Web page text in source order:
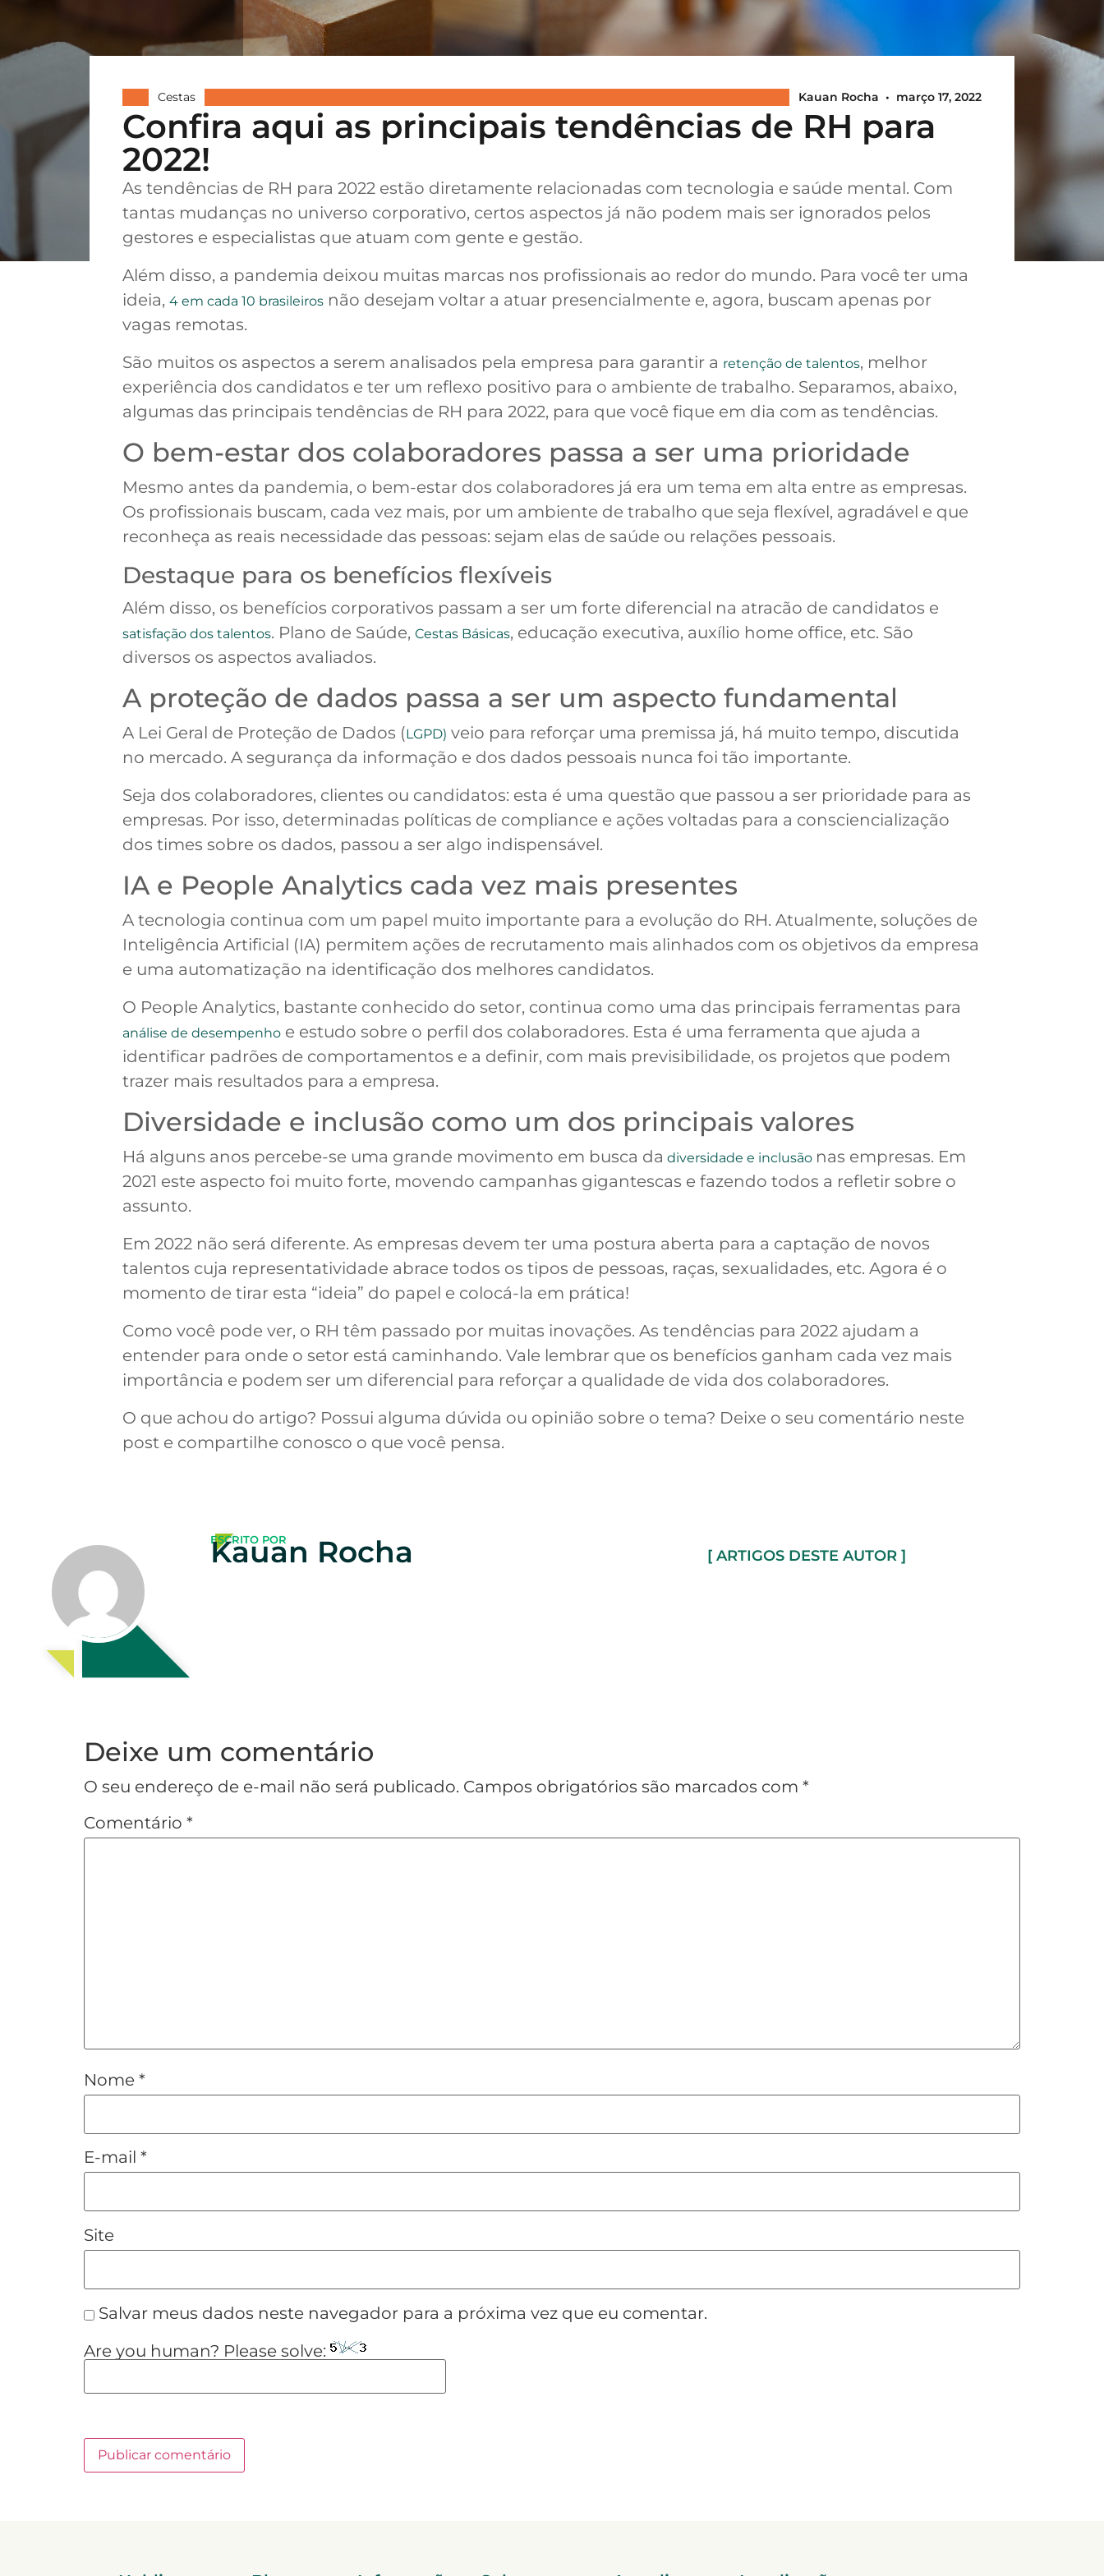
Cestas Kauan Rocha • março 17, 2022
Confira aqui as principais tendências de RH para
2022!
As tendências de RH para 2022 estão diretamente relacionadas com tecnologia e saúde mental. Com
tantas mudanças no universo corporativo, certos aspectos já não podem mais ser ignorados pelos
gestores e especialistas que atuam com gente e gestão.
Além disso, a pandemia deixou muitas marcas nos profissionais ao redor do mundo. Para você ter uma
ideia,4 em cada 10 brasileiros não desejam voltar a atuar presencialmente e, agora, buscam apenas por
vagas remotas.
São muitos os aspectos a serem analisados pela empresa para garantir a retenção de talentos, melhor
experiência dos candidatos e ter um reflexo positivo para o ambiente de trabalho. Separamos, abaixo,
algumas das principais tendências de RH para 2022, para que você fique em dia com as tendências.
O bem-estar dos colaboradores passa a ser uma prioridade
Mesmo antes da pandemia, o bem-estar dos colaboradores já era um tema em alta entre as empresas.
Os profissionais buscam, cada vez mais, por um ambiente de trabalho que seja flexível, agradável e que
reconheça as reais necessidade das pessoas: sejam elas de saúde ou relações pessoais.
Destaque para os benefícios flexíveis
Além disso, os benefícios corporativos passam a ser um forte diferencial na atracão de candidatos e
satisfação dos talentos. Plano de Saúde,Cestas Básicas, educação executiva, auxílio home office, etc. São
diversos os aspectos avaliados.
A proteção de dados passa a ser um aspecto fundamental
A Lei Geral de Proteção de Dados (LGPD) veio para reforçar uma premissa já, há muito tempo, discutida
no mercado. A segurança da informação e dos dados pessoais nunca foi tão importante.
Seja dos colaboradores, clientes ou candidatos: esta é uma questão que passou a ser prioridade para as
empresas. Por isso, determinadas políticas de compliance e ações voltadas para a consciencialização
dos times sobre os dados, passou a ser algo indispensável.
IA e People Analytics cada vez mais presentes
A tecnologia continua com um papel muito importante para a evolução do RH. Atualmente, soluções de
Inteligência Artificial (IA) permitem ações de recrutamento mais alinhados com os objetivos da empresa
e uma automatização na identificação dos melhores candidatos.
O People Analytics, bastante conhecido do setor, continua como uma das principais ferramentas para
análise de desempenho e estudo sobre o perfil dos colaboradores. Esta é uma ferramenta que ajuda a
identificar padrões de comportamentos e a definir, com mais previsibilidade, os projetos que podem
trazer mais resultados para a empresa.
Diversidade e inclusão como um dos principais valores
Há alguns anos percebe-se uma grande movimento em busca da diversidade e inclusão nas empresas. Em
2021 este aspecto foi muito forte, movendo campanhas gigantescas e fazendo todos a refletir sobre o
assunto.
Em 2022 não será diferente. As empresas devem ter uma postura aberta para a captação de novos
talentos cuja representatividade abrace todos os tipos de pessoas, raças, sexualidades, etc. Agora é o
momento de tirar esta “ideia” do papel e colocá-la em prática!
Como você pode ver, o RH têm passado por muitas inovações. As tendências para 2022 ajudam a
entender para onde o setor está caminhando. Vale lembrar que os benefícios ganham cada vez mais
importância e podem ser um diferencial para reforçar a qualidade de vida dos colaboradores.
O que achou do artigo? Possui alguma dúvida ou opinião sobre o tema? Deixe o seu comentário neste
post e compartilhe conosco o que você pensa.
ESCRITO POR
Kauan Rocha [ ARTIGOS DESTE AUTOR ]
Deixe um comentário
O seu endereço de e-mail não será publicado. Campos obrigatórios são marcados com *
Comentário *
Nome *
E-mail *
Site
Salvar meus dados neste navegador para a próxima vez que eu comentar.
Are you human? Please solve: